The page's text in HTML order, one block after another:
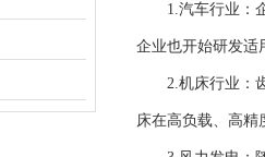
1.汽车行业：企
企业也开始研发适
2.机床行业：齿
床在高负载、高精